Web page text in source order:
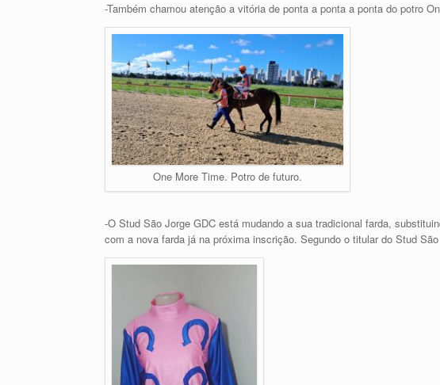
-Também chamou atenção a vitória de ponta a ponta a ponta do potro
One More Time. Potro de futuro.
-O Stud São Jorge GDC está mudando a sua tradicional farda,
com a nova farda já na próxima inscrição. Segundo o titular do Stud